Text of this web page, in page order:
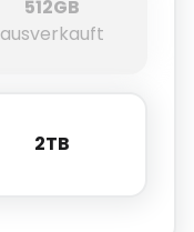
512GB
ausverkauft
512GB
2TB
2TB